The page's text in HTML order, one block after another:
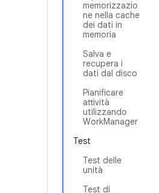
memorizzazio
ne nella cache
dei dati in
memoria
Salva e
recupera i
dati dal disco
Pianificare
attività
utilizzando
WorkManager
Test
Test delle
unità
Test di